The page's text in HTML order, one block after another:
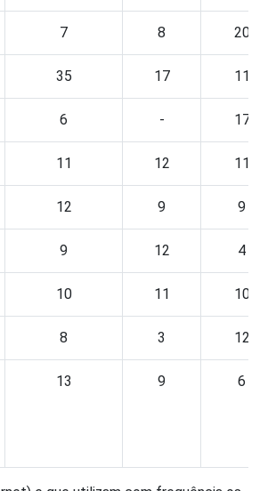
7 8 20
35 17 11
6 - 17
11 12 11
12 9 9
9 12 4
10 11 10
8 3 12
13 9 6